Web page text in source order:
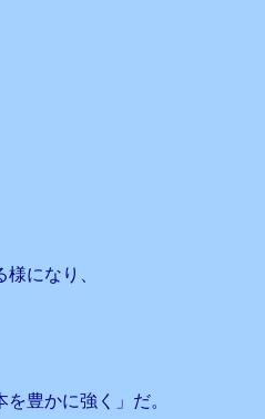
になり、
豊かに強く」だ。